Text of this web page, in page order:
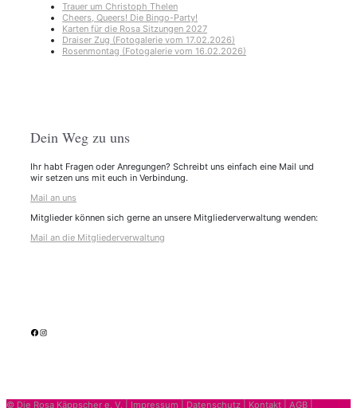
Trauer um Christoph Thelen
Cheers, Queers! Die Bingo-Party!
Karten für die Rosa Sitzungen 2027
Draiser Zug (Fotogalerie vom 17.02.2026)
Rosenmontag (Fotogalerie vom 16.02.2026)
Dein Weg zu uns
Ihr habt Fragen oder Anregungen? Schreibt uns einfach eine Mail und
wir setzen uns mit euch in Verbindung.
Mail an uns
Mitglieder können sich gerne an unsere Mitgliederverwaltung wenden:
Mail an die Mitgliederverwaltung
facebook
Instagram
© Die Rosa Käppscher e. V. | Impressum Datenschutz Kontakt AGB